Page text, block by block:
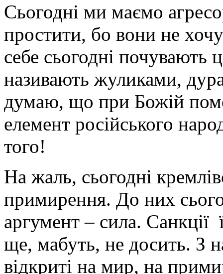
Сьогодні ми маємо
простити, бо вони не
себе сьогодні почувають
називають жуликами,
думаю, що при Божій
елемент російського
того!
На жаль, сьогодні
примирення. До них
аргумент – сила. Санкції
ще, мабуть, не досить. З
відкриті на мир, на